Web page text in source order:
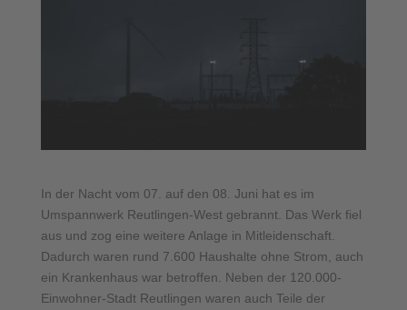
In der Nacht vom 07. auf den 08. Juni hat es im
Umspannwerk Reutlingen-West gebrannt. Das Werk fiel
aus und zog eine weitere Anlage in Mitleidenschaft.
Dadurch waren rund 7.600 Haushalte ohne Strom, auch
ein Krankenhaus war betroffen. Neben der 120.000-
Einwohner-Stadt Reutlingen waren auch Teile der